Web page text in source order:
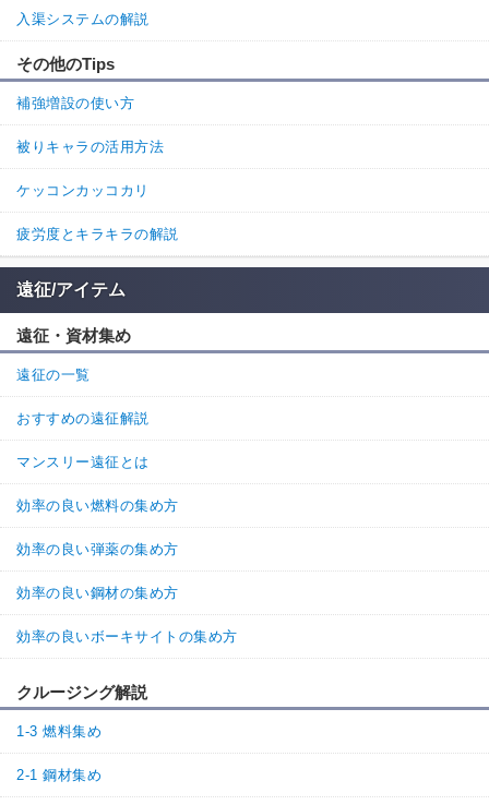
返信(0) 4 0
2. 名無しさん
雪風がいないor育ってないならこの娘が魚雷CIのフィニッシャー役
返信(0) 7 0
入渠システムの解説
その他のTips
補強増設の使い方
被りキャラの活用方法
ケッコンカッコカリ
疲労度とキラキラの解説
遠征/アイテム
遠征・資材集め
遠征の一覧
おすすめの遠征解説
マンスリー遠征とは
効率の良い燃料の集め方
効率の良い弾薬の集め方
効率の良い鋼材の集め方
効率の良いボーキサイトの集め方
クルージング解説
1-3 燃料集め
2-1 鋼材集め